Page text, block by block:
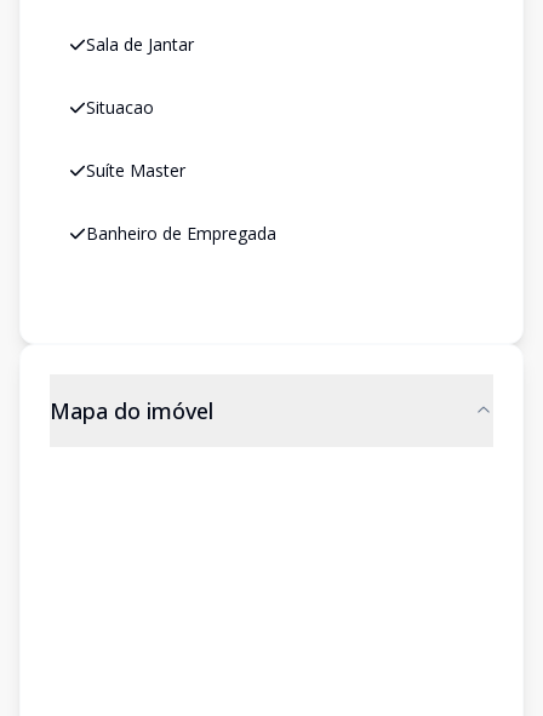
Sala de Jantar
Situacao
Suíte Master
Banheiro de Empregada
Mapa do imóvel